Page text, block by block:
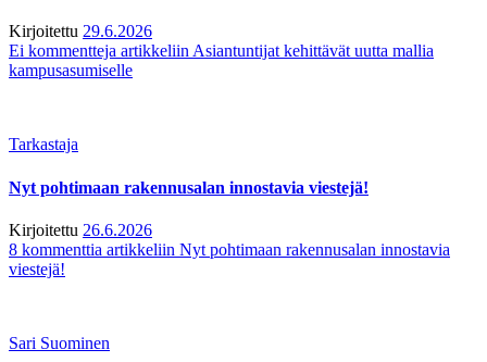
Kirjoitettu 29.6.2026
Ei kommentteja artikkeliin Asiantuntijat kehittävät uutta mallia
kampusasumiselle
Tarkastaja
Nyt pohtimaan rakennusalan innostavia viestejä!
Kirjoitettu 26.6.2026
8 kommenttia artikkeliin Nyt pohtimaan rakennusalan innostavia
viestejä!
Sari Suominen